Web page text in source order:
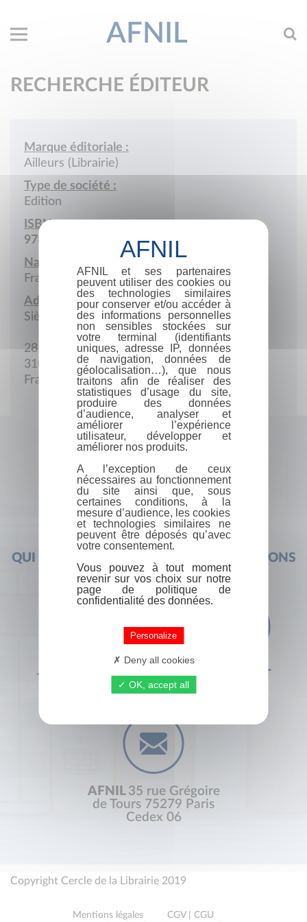
AFNIL
RECHERCHE ÉDITEUR
Marque éditoriale :
Ailleurs (Librairie)
Type de société :
Edition
ISBN :
978-2-905334
Nationalité :
France
Adresse :
Siège social
28, rue Pharaon
31000 Toulouse
France
QUI SOMMES-NOUS ? FOIRE AUX QUESTIONS
+33 (0) 1 44 41 29 19 CONTACT
AFNIL 35 rue Grégoire
de Tours 75279 Paris
Cedex 06
Copyright Cercle de la Librairie 2019
Mentions légales
CGV | CGU
AFNIL et ses partenaires
peuvent utiliser des cookies ou
des technologies similaires
pour conserver et/ou accéder à
des informations personnelles
non sensibles stockées sur
votre terminal (identifiants
uniques, adresse IP, données
de navigation, données de
géolocalisation…), que nous
traitons afin de réaliser des
statistiques d’usage du site,
produire des données
d’audience, analyser et
améliorer l’expérience
utilisateur, développer et
améliorer nos produits.
A l’exception de ceux
nécessaires au fonctionnement
du site ainsi que, sous
certaines conditions, à la
mesure d’audience, les cookies
et technologies similaires ne
peuvent être déposés qu’avec
votre consentement.
Vous pouvez à tout moment
revenir sur vos choix sur notre
page de politique de
confidentialité des données.
Personalize
Deny all cookies
OK, accept all